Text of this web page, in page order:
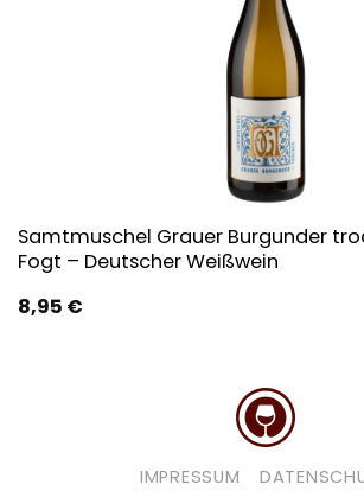
Samtmuschel Grauer Burgunder
Fogt – Deutscher Weißwein
8,95 €
IMPRESSUM